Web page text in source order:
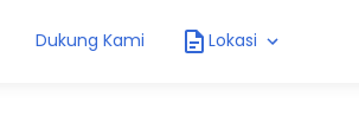
Dukung Kami Lokasi